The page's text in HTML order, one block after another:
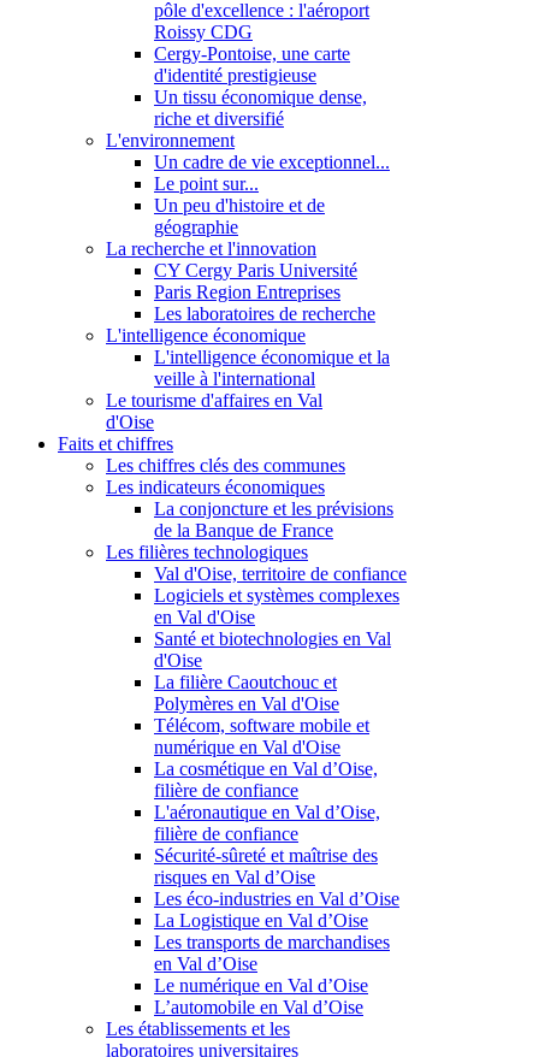
pôle d'excellence : l'aéroport
Roissy CDG
Cergy-Pontoise, une carte
d'identité prestigieuse
Un tissu économique dense,
riche et diversifié
L'environnement
Un cadre de vie exceptionnel...
Le point sur...
Un peu d'histoire et de
géographie
La recherche et l'innovation
CY Cergy Paris Université
Paris Region Entreprises
Les laboratoires de recherche
L'intelligence économique
L'intelligence économique et la
veille à l'international
Le tourisme d'affaires en Val
d'Oise
Faits et chiffres
Les chiffres clés des communes
Les indicateurs économiques
La conjoncture et les prévisions
de la Banque de France
Les filières technologiques
Val d'Oise, territoire de confiance
Logiciels et systèmes complexes
en Val d'Oise
Santé et biotechnologies en Val
d'Oise
La filière Caoutchouc et
Polymères en Val d'Oise
Télécom, software mobile et
numérique en Val d'Oise
La cosmétique en Val d’Oise,
filière de confiance
L'aéronautique en Val d’Oise,
filière de confiance
Sécurité-sûreté et maîtrise des
risques en Val d’Oise
Les éco-industries en Val d’Oise
La Logistique en Val d’Oise
Les transports de marchandises
en Val d’Oise
Le numérique en Val d’Oise
L’automobile en Val d’Oise
Les établissements et les
laboratoires universitaires